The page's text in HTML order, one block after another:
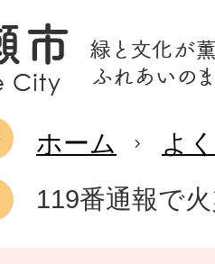
ホーム
よ
119番通報で